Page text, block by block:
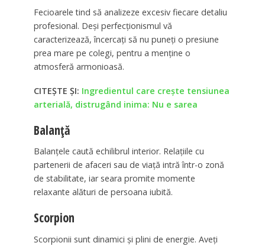
Fecioarele tind să analizeze excesiv fiecare detaliu
profesional. Deși perfecționismul vă
caracterizează, încercați să nu puneți o presiune
prea mare pe colegi, pentru a menține o
atmosferă armonioasă.
CITEȘTE ȘI: Ingredientul care crește tensiunea
arterială, distrugând inima: Nu e sarea
Balanță
Balanțele caută echilibrul interior. Relațiile cu
partenerii de afaceri sau de viață intră într-o zonă
de stabilitate, iar seara promite momente
relaxante alături de persoana iubită.
Scorpion
Scorpionii sunt dinamici și plini de energie. Aveți